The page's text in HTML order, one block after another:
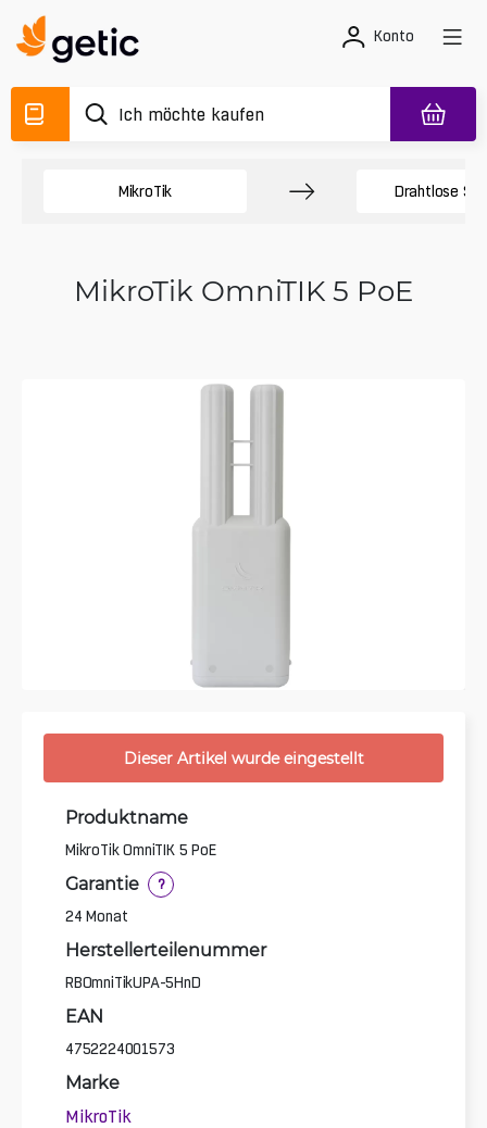
Konto
MikroTik Drahtlose
MikroTik OmniTIK 5 PoE
Dieser Artikel wurde eingestellt
Produktname
MikroTik OmniTIK 5 PoE
Garantie ?
24 Monat
Herstellerteilenummer
RBOmniTikUPA-5HnD
EAN
4752224001573
Marke
MikroTik